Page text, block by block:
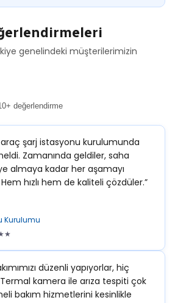
genelindeki müşterilerimizin
değerlendirme
şarj istasyonu kurulumunda
Zamanında geldiler, saha
almaya kadar her aşamayı
hızlı hem de kaliteli çözdüler.”
Kurulumu
düzenli yapıyorlar, hiç
kamera ile arıza tespiti çok
bakım hizmetlerini kesinlikle